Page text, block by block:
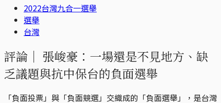
2022台灣九合一選舉
選舉
台灣
評論｜ 張峻豪：一場還是不見地方、缺
乏議題與抗中保台的負面選舉
「負面投票」與「負面競選」交織成的「負面選舉」，是台灣